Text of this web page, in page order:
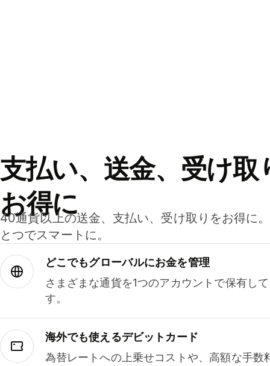
支払い、送金、受け取
お得に
40通貨以上の送金、支払い、受け取りをお得に
とつでスマートに。
どこでもグ⁠ロ⁠ー⁠バ⁠ルにお金を管理
さまざまな通貨を1つのアカウントで保有し
す。
海外でも使えるデビットカード
為替レートへの上乗せコストや、高額な手数